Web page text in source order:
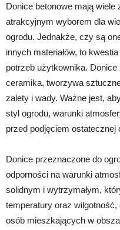
Donice betonowe mają
atrakcyjnym wyborem dla
ogrodu. Jednakże, czy są
innych materiałów, to
potrzeb użytkownika. Donice
ceramika, tworzywa
zalety i wady. Ważne jest,
styl ogrodu, warunki
przed podjęciem ostatecznej
Donice przeznaczone do
odporności na warunki
solidnym i wytrzymałym,
temperatury oraz
osób mieszkających w